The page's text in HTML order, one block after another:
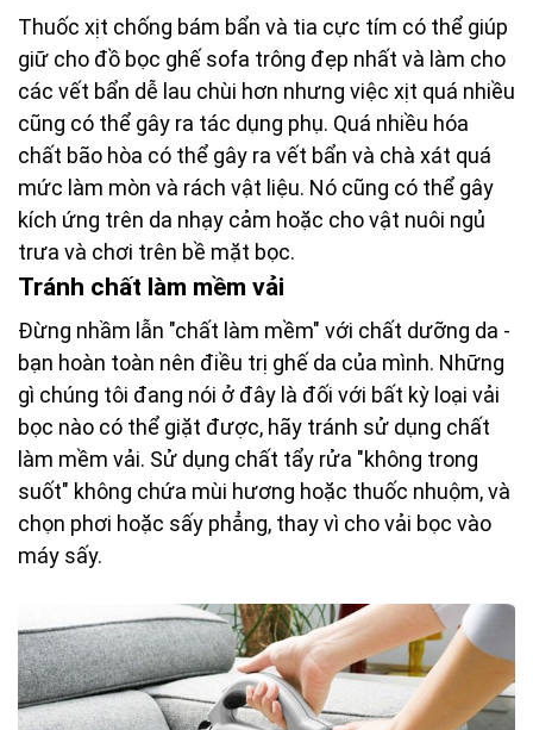
Thuốc xịt chống bám bẩn và tia cực tím có thể giúp
giữ cho đồ bọc ghế sofa trông đẹp nhất và làm cho
các vết bẩn dễ lau chùi hơn nhưng việc xịt quá nhiều
cũng có thể gây ra tác dụng phụ. Quá nhiều hóa
chất bão hòa có thể gây ra vết bẩn và chà xát quá
mức làm mòn và rách vật liệu. Nó cũng có thể gây
kích ứng trên da nhạy cảm hoặc cho vật nuôi ngủ
trưa và chơi trên bề mặt bọc.
Tránh chất làm mềm vải
Đừng nhầm lẫn "chất làm mềm" với chất dưỡng da -
bạn hoàn toàn nên điều trị ghế da của mình. Những
gì chúng tôi đang nói ở đây là đối với bất kỳ loại vải
bọc nào có thể giặt được, hãy tránh sử dụng chất
làm mềm vải. Sử dụng chất tẩy rửa "không trong
suốt" không chứa mùi hương hoặc thuốc nhuộm, và
chọn phơi hoặc sấy phẳng, thay vì cho vải bọc vào
máy sấy.